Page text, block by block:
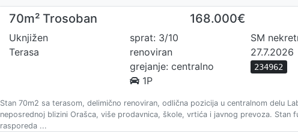
70m² Trosoban 168.000€
Uknjižen
Terasa
sprat: 3/10
renoviran
grejanje: centralno
1P
SM
27.7.2026
234962
Stan 70m2 sa terasom, delimično renoviran, odlična pozicija u centralnom delu
neposrednoj blizini Orašca, više prodavnica, škole, vrtića i javnog prevoza. Stan
rasporeda ...